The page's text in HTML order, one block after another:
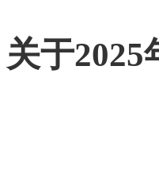
关于